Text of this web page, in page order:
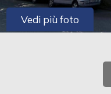
Vedi più foto
Comune